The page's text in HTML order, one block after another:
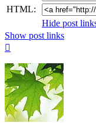
HTML:
Hide post
Show post links